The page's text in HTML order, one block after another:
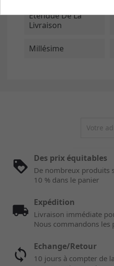
Étendue De La
Livraison
Millésime
Des prix équitables
De nombreux produits
10 % dans le panier
Expédition
Livraison immédiate
Nous commandons les
Echange/Retour
10 jours à compter de